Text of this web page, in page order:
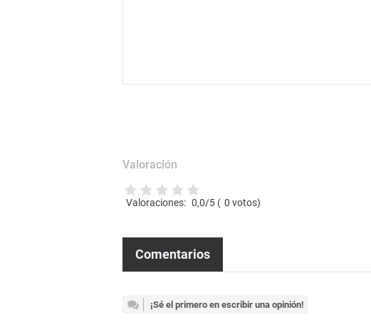
Valoración
Valoraciones: 0,0/5 ( 0 votos)
Comentarios
¡Sé el primero en escribir una opinión!